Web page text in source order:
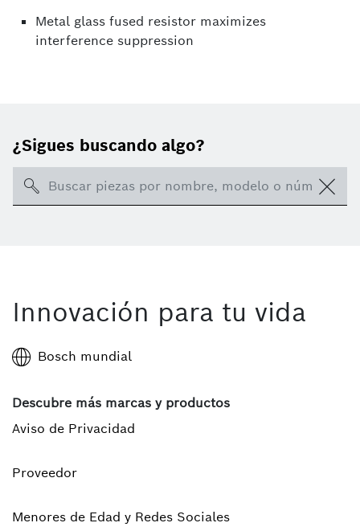
Metal glass fused resistor maximizes
interference suppression
¿Sigues buscando algo?
Search
Innovación para tu vida
Bosch mundial
Descubre más marcas y productos
Aviso de Privacidad
Proveedor
Menores de Edad y Redes Sociales